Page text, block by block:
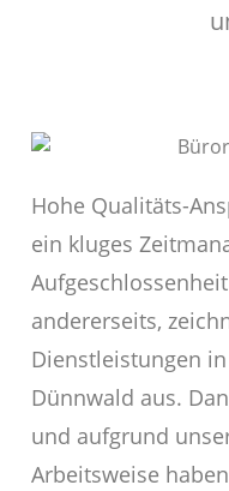
Hohe Qualitäts-
ein kluges
andererseits,
Dienstleistungen
Dünnwald aus.
und aufgrund
Arbeitsweise